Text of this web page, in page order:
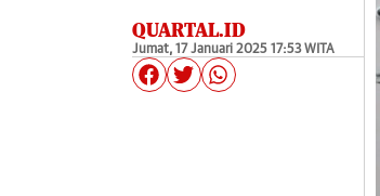
QUARTAL.ID
Jumat, 17 Januari 2025 17:53 WITA